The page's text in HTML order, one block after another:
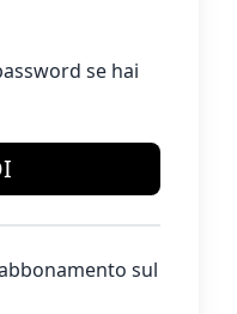
se hai
sul